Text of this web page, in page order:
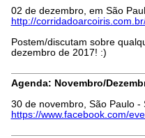
02 de dezembro, em São
http://
Postem/discutam sobre
dezembro de 2017! :)
Agenda: Novembro/
30 de novembro, São Paulo -
https://www.facebook.com/